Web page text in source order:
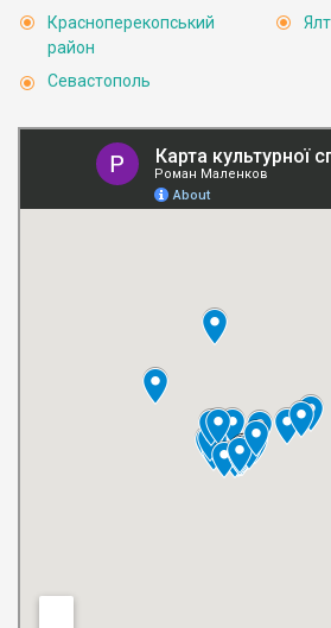
Красноперекопський
район
Севастополь